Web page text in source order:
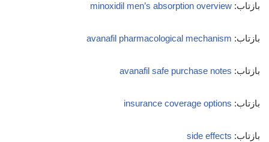
بازتاب: minoxidil men’s absorption overview
بازتاب: avanafil pharmacological mechanism
بازتاب: avanafil safe purchase notes
بازتاب: insurance coverage options
بازتاب: side effects